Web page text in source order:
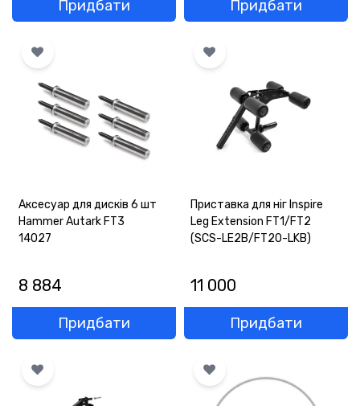
Придбати Придбати
Аксесуар для дисків 6 шт
Hammer Autark FT3
14027
8 884
Придбати
Приставка для ніг Inspire
Leg Extension FT1/FT2
(SCS-LE2B/FT20-LKB)
11 000
Придбати